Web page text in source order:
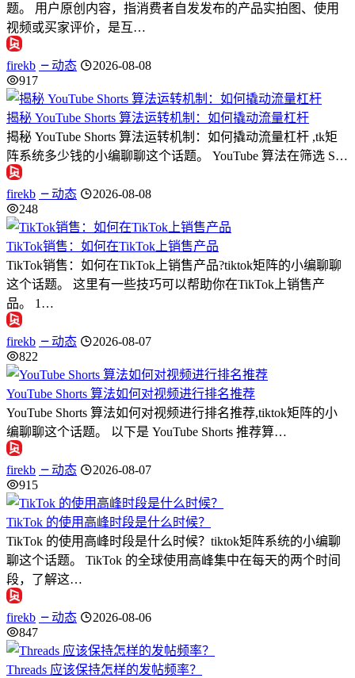
题。 用户原创内容，指消费者自发发布的产品实拍图、使用
视频或买家评价，是互…
firekb 动态
2026-08-08
917
揭秘 YouTube Shorts 算法运转机制：如何撬动流量杠杆
揭秘 YouTube Shorts 算法运转机制：如何撬动流量杠杆 ,tk矩
阵系统多少钱的小编聊聊这个话题。 YouTube 算法在筛选 S…
firekb 动态
2026-08-08
248
TikTok销售：如何在TikTok上销售产品
TikTok销售：如何在TikTok上销售产品?tiktok矩阵的小编聊聊
这个话题。 这里有一些技巧可以帮助你在TikTok上销售产
品。 1…
firekb 动态
2026-08-07
822
YouTube Shorts 算法如何对视频进行排名推荐
YouTube Shorts 算法如何对视频进行排名推荐,tiktok矩阵的小
编聊聊这个话题。 以下是 YouTube Shorts 推荐算…
firekb 动态
2026-08-07
915
TikTok 的使用高峰时段是什么时候？
TikTok 的使用高峰时段是什么时候？tiktok矩阵系统的小编聊
聊这个话题。 TikTok 的全球使用高峰集中在每天的两个时间
段，了解这…
firekb 动态
2026-08-06
847
Threads 应该保持怎样的发帖频率？